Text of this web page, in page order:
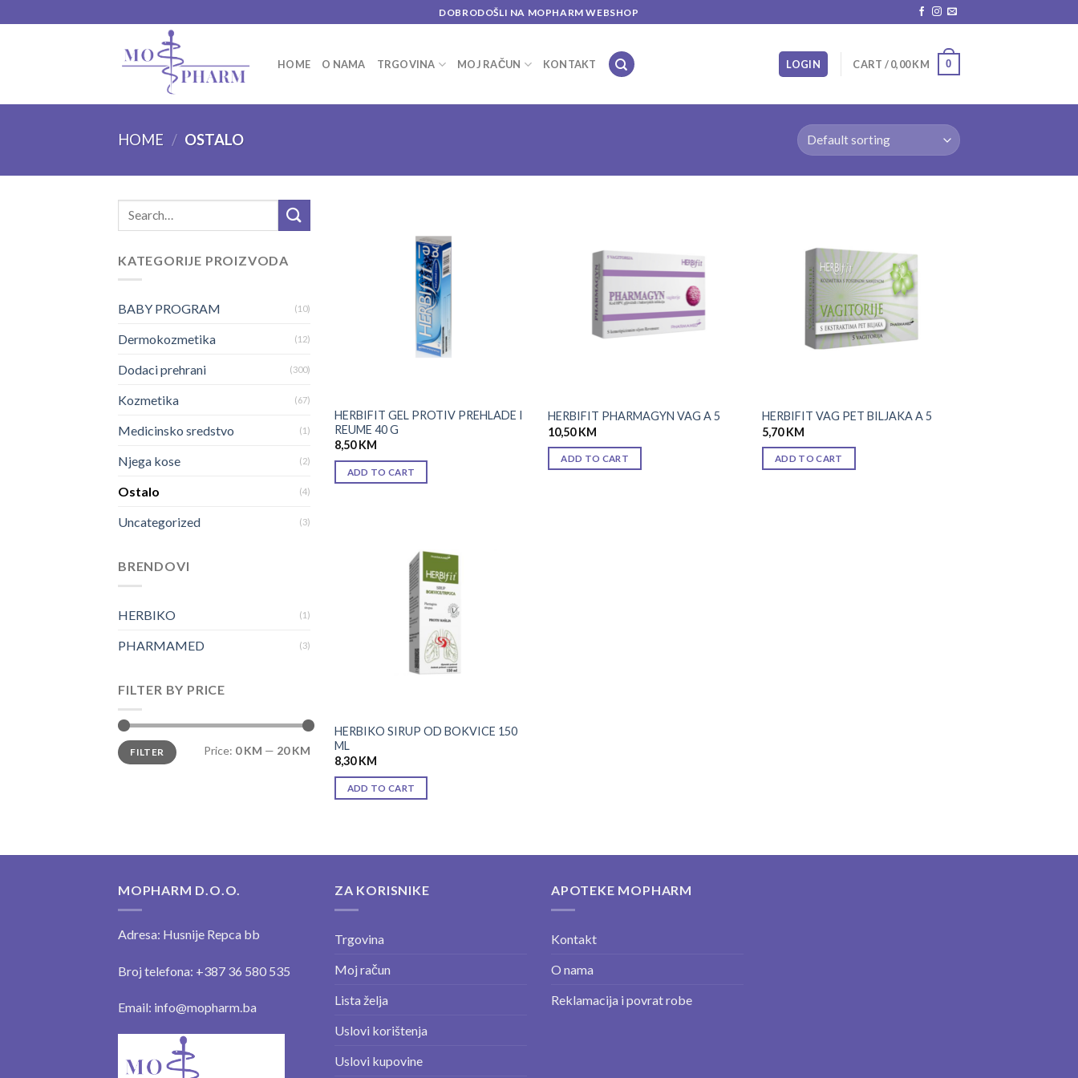
to
DOBRODOŠLI NA MOPHARM WEBSHOP
HOME O NAMA TRGOVINA MOJ RAČUN KONTAKT LOGIN CART /0,00KM 0
HOME / OSTALO
Search
KATEGORIJE PROIZVODA
BABY PROGRAM (10)
Dermokozmetika (12)
Dodaci prehrani (300)
Kozmetika (67)
Medicinsko sredstvo (1)
Njega kose (2)
Ostalo (4)
Uncategorized (3)
BRENDOVI
HERBIKO (1)
PHARMAMED (3)
FILTER BY PRICE
Min
price
Max
priceFILTER Price: 0 KM — 20 KM
HERBIFIT GEL PROTIV PREHLADE I
REUME 40 G
8,50KM
ADD TO CART
HERBIFIT PHARMAGYN VAG A 5
10,50KM
ADD TO CART
wishlist
HERBIFIT VAG PET BILJAKA A 5
5,70KM
ADD TO CART
HERBIKO SIRUP OD BOKVICE 150
ML
8,30KM
ADD TO CART
MOPHARM D.O.O.
Adresa: Husnije Repca bb
Broj telefona: +387 36 580 535
Email: info@mopharm.ba
ZA KORISNIKE
Trgovina
Moj račun
Lista želja
Uslovi korištenja
Uslovi kupovine
APOTEKE MOPHARM
Kontakt
O nama
Reklamacija i povrat robe